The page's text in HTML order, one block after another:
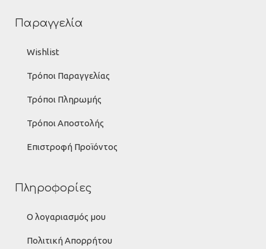
Παραγγελία
Wishlist
Τρόποι Παραγγελίας
Τρόποι Πληρωμής
Τρόποι Αποστολής
Επιστροφή Προϊόντος
Πληροφορίες
Ο λογαριασμός μου
Πολιτική Απορρήτου